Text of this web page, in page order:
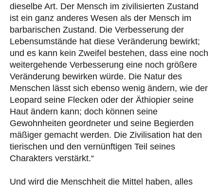
dieselbe Art. Der Mensch im zivilisierten Zustand
ist ein ganz anderes Wesen als der Mensch im
barbarischen Zustand. Die Verbesserung der
Lebensumstände hat diese Veränderung bewirkt;
und es kann kein Zweifel bestehen, dass eine noch
weitergehende Verbesserung eine noch größere
Veränderung bewirken würde. Die Natur des
Menschen lässt sich ebenso wenig ändern, wie der
Leopard seine Flecken oder der Äthiopier seine
Haut ändern kann; doch können seine
Gewohnheiten geordneter und seine Begierden
mäßiger gemacht werden. Die Zivilisation hat den
tierischen und den vernünftigen Teil seines
Charakters verstärkt.“
Und wird die Menschheit die Mittel haben, alles